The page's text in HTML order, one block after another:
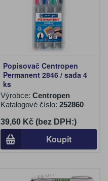
Popisovač Centropen
Permanent 2846 / sada 4
ks
Výrobce: Centropen
Katalogové číslo: 252860
39,60 Kč (bez DPH:)
Koupit